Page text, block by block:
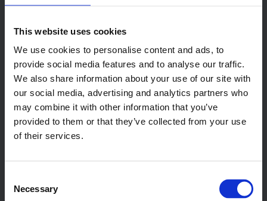
This website uses cookies
We use cookies to personalise content and ads, to
provide social media features and to analyse our traffic.
We also share information about your use of our site with
our social media, advertising and analytics partners who
may combine it with other information that you’ve
provided to them or that they’ve collected from your use
of their services.
Selection
Necessary
Under kylningen återtar den smälta plasten fast
form och produkten krymper loss från